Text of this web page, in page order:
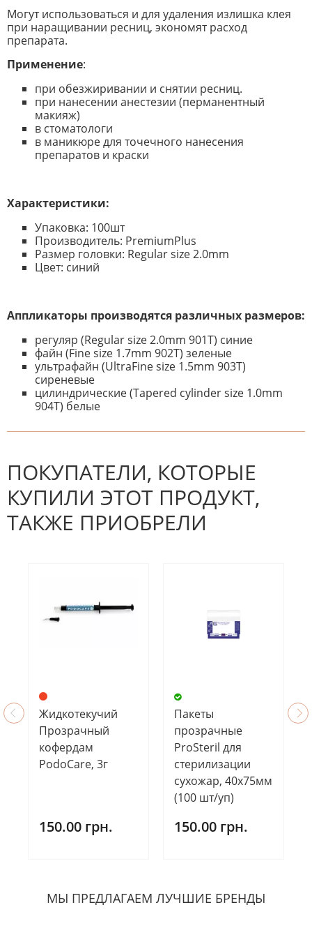
Могут использоваться и для удаления излишка клея
при наращивании ресниц, экономят расход
препарата.
Применение:
при обезжиривании и снятии ресниц.
при нанесении анестезии (перманентный
макияж)
в стоматологи
в маникюре для точечного нанесения
препаратов и краски
Характеристики:
Упаковка: 100шт
Производитель: PremiumPlus
Размер головки: Regular size 2.0mm
Цвет: синий
Аппликаторы производятся различных размеров:
регуляр (Regular size 2.0mm 901Т) синие
файн (Fine size 1.7mm 902Т) зеленые
ультрафайн (UltraFine size 1.5mm 903Т)
сиреневые
цилиндрические (Tapered cylinder size 1.0mm
904Т) белые
К настоящему времени нет
отзыв.
ПОКУПАТЕЛИ, КОТОРЫЕ
КУПИЛИ ЭТОТ ПРОДУКТ,
ТАКЖЕ ПРИОБРЕЛИ
Жидкотекучий
Прозрачный
кофердам
PodoCare, 3г
150.00 грн.
Пакеты
прозрачные
ProSteril для
стерилизации
сухожар, 40х75мм
(100 шт/уп)
150.00 грн.
МЫ ПРЕДЛАГАЕМ ЛУЧШИЕ БРЕНДЫ